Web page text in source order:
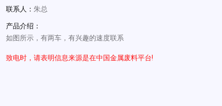
联系人： 朱总
产品介绍：
如图所示，有两车，有兴趣的速度联系
致电时，请表明信息来源是在中国金属废料平台!